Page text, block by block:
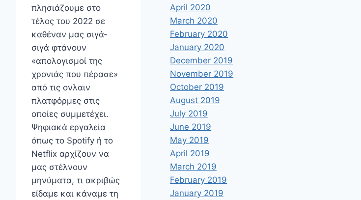
πλησιάζουμε στο
τέλος του 2022 σε
καθέναν μας σιγά-
σιγά φτάνουν
«απολογισμοί της
χρονιάς που πέρασε»
από τις ονλαιν
πλατφόρμες στις
οποίες συμμετέχει.
Ψηφιακά εργαλεία
όπως το Spotify ή το
Netflix αρχίζουν να
μας στέλνουν
μηνύματα, τι ακριβώς
είδαμε και κάναμε τη
April 2020
March 2020
February 2020
January 2020
December 2019
November 2019
October 2019
August 2019
July 2019
June 2019
May 2019
April 2019
March 2019
February 2019
January 2019